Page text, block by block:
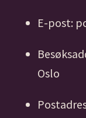
E-post:
Oslo